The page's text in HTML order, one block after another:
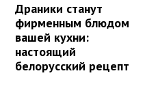
Драники станут
фирменным блюдом
вашей кухни:
настоящий
белорусский рецепт